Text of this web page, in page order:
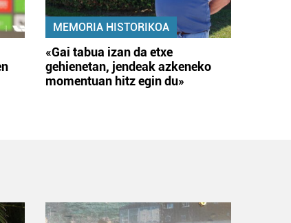
MEMORIA HISTORIKOA
«Gai tabua izan da etxe
gehienetan, jendeak azkeneko
momentuan hitz egin du»